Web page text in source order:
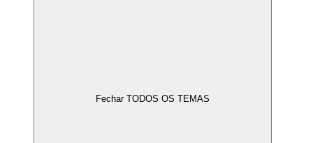
Fechar TODOS OS TEMAS